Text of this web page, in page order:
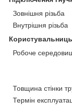
Зовнішня різьба
Внутрішня різьба
Робоче
Товщина стінки
Термін